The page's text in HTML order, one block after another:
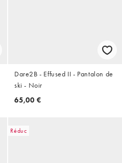
Dare2B - Effused II - Pantalon de
ski - Noir
65,00 €
Réduc